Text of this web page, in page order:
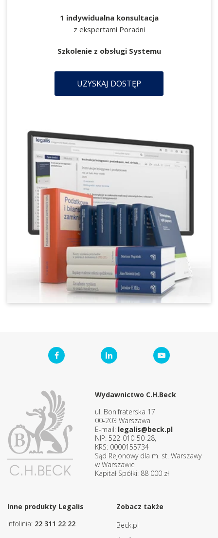
1 indywidualna konsultacja
z ekspertami Poradni
Szkolenie z obsługi Systemu
UZYSKAJ DOSTĘP
Wydawnictwo C.H.Beck
ul. Bonifraterska 17
00-203 Warszawa
E-mail: legalis@beck.pl
NIP: 522-010-50-28,
KRS: 0000155734
Sąd Rejonowy dla m. st. Warszawy
w Warszawie
Kapitał Spółki: 88 000 zł
Inne produkty Legalis
Infolinia: 22 311 22 22
Zobacz także
Beck.pl